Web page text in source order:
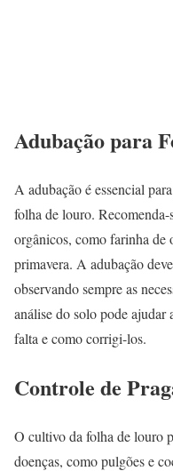
Adubação para
A adubação é essencial
folha de louro.
orgânicos, como farinha de
primavera. A adubação
observando sempre as
análise do solo pode ajudar
falta e como corrigi-los.
Controle de
O cultivo da folha de louro
doenças, como pulgões e